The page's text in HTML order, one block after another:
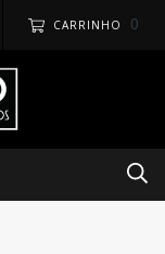
CARRINHO 0